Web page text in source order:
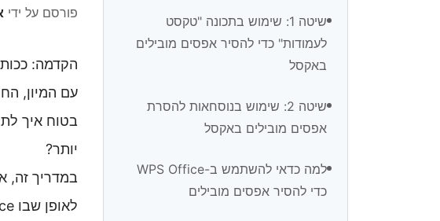
שיטה 1: שימוש בתכונה "טקסט
לעמודות" כדי להסיר אפסים מובילים
באקסל
שיטה 2: שימוש בנוסחאות להסרת
אפסים מובילים באקסל
למה כדאי להשתמש ב-WPS Office
כדי להסיר אפסים מובילים
פורסם על ידי
הקדמה:
עם המיון,
בטוח איך
יותר?
במדריך זה,
לאופן שבו